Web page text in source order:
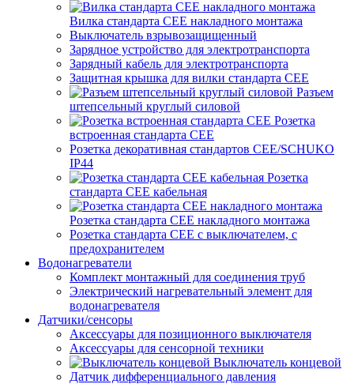
Вилка стандарта CEE накладного монтажа
Выключатель взрывозащищенный
Зарядное устройство для электротранспорта
Зарядный кабель для электротранспорта
Защитная крышка для вилки стандарта CEE
Разъем
штепсельный круглый силовой
Розетка
встроенная стандарта CEE
Розетка декоративная стандартов CEE/SCHUKO
IP44
Розетка
стандарта СЕЕ кабельная
Розетка стандарта СЕЕ накладного монтажа
Розетка стандарта СЕЕ с выключателем, с
предохранителем
Водонагреватели
Комплект монтажный для соединения труб
Электрический нагревательный элемент для
водонагревателя
Датчики/сенсоры
Аксессуары для позиционного выключателя
Аксессуары для сенсорной техники
Выключатель концевой
Датчик дифференциального давления